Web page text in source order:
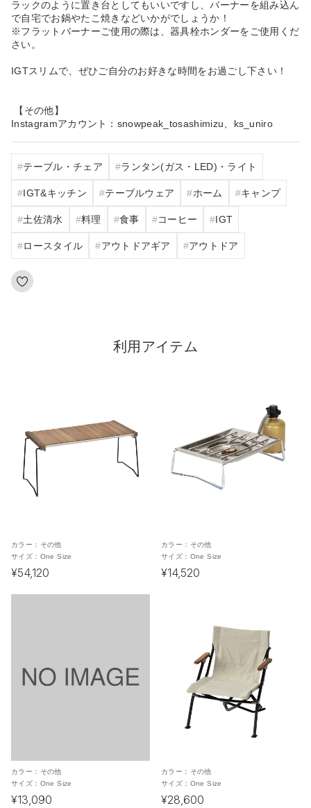
ラックのように置き台としてもいいですし、バーナーを組み込ん
で自宅でお鍋やたこ焼きなどいかがでしょうか！
※フラットバーナーご使用の際は、器具栓ホンダーをご使用くだ
さい。
IGTスリムで、ぜひご自分のお好きな時間をお過ごし下さい！
【その他】
Instagramアカウント：snowpeak_tosashimizu、ks_uniro
テーブル・チェア ランタン(ガス・LED)・ライト
IGT&キッチン テーブルウェア ホーム キャンプ
土佐清水 料理 食事 コーヒー IGT
ロースタイル アウトドアギア アウトドア
利用アイテム
カラー： その他
サイズ： One Size
¥54,120
カラー： その他
サイズ： One Size
¥14,520
カラー： その他
サイズ： One Size
¥13,090
カラー： その他
サイズ： One Size
¥28,600